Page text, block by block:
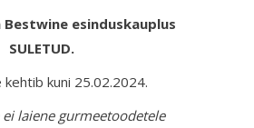
Bestwine esinduskauplus
SULETUD.
kehtib kuni 25.02.2024.
laiene gurmeetoodetele